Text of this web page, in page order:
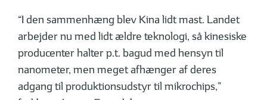
“I den sammenhæng blev Kina lidt mast. Landet
arbejder nu med lidt ældre teknologi, så kinesiske
producenter halter p.t. bagud med hensyn til
nanometer, men meget afhænger af deres
adgang til produktionsudstyr til mikrochips,”